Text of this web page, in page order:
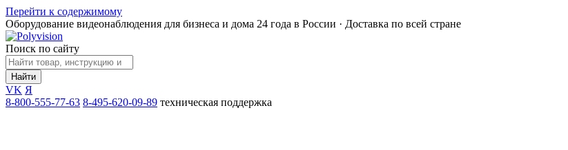
Перейти к содержимому
Оборудование видеонаблюдения для бизнеса и дома 24 года в России · Доставка по всей стране
Поиск по сайту
Найти
VK Я
8-800-555-77-63 8-495-620-09-89 техническая поддержка